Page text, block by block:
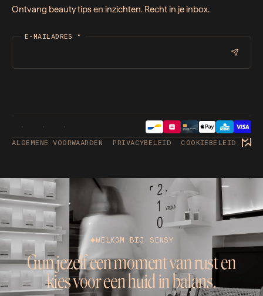
Ontvang beauty tips en inzichten. Recht in je inbox.
E-MAILADRES *
ALGEMENE VOORWAARDEN PRIVACYBELEID COOKIEBELEID
WELKOM BIJ SENSY
Gun jezelf een moment van rust en
kies voor een huid in balans.